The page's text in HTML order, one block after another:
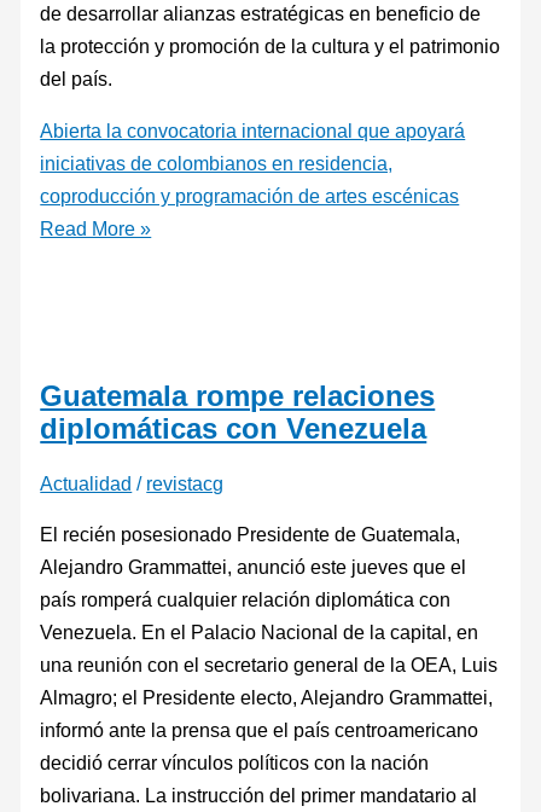
de desarrollar alianzas estratégicas en beneficio de
la protección y promoción de la cultura y el patrimonio
del país.
Abierta la convocatoria internacional que apoyará
iniciativas de colombianos en residencia,
coproducción y programación de artes escénicas
Read More »
Guatemala rompe relaciones
diplomáticas con Venezuela
Actualidad / revistacg
El recién posesionado Presidente de Guatemala,
Alejandro Grammattei, anunció este jueves que el
país romperá cualquier relación diplomática con
Venezuela. En el Palacio Nacional de la capital, en
una reunión con el secretario general de la OEA, Luis
Almagro; el Presidente electo, Alejandro Grammattei,
informó ante la prensa que el país centroamericano
decidió cerrar vínculos políticos con la nación
bolivariana. La instrucción del primer mandatario al